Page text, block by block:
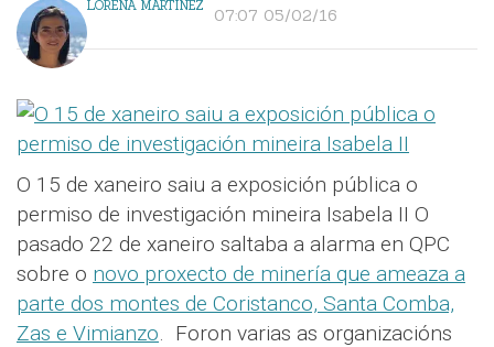
LORENA MARTÍNEZ 07:07 05/02/16
O 15 de xaneiro saiu a exposición pública o
permiso de investigación mineira Isabela II O
pasado 22 de xaneiro saltaba a alarma en QPC
sobre o novo proxecto de minería que ameaza a
parte dos montes de Coristanco, Santa Comba,
Zas e Vimianzo. Foron varias as organizacións